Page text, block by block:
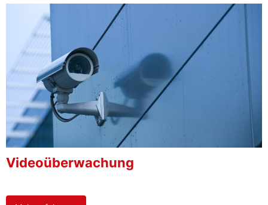
Videoüberwachung